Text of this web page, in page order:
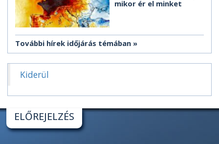
mikor ér el minket
További hírek időjárás témában
Kiderül
ELŐREJELZÉS